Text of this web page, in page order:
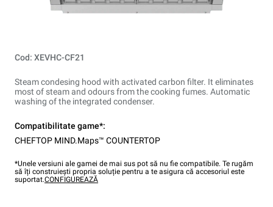
Cod: XEVHC-CF21
Steam condesing hood with activated carbon filter. It eliminates
most of steam and odours from the cooking fumes. Automatic
washing of the integrated condenser.
Compatibilitate game*:
CHEFTOP MIND.Maps™ COUNTERTOP
*Unele versiuni ale gamei de mai sus pot să nu fie compatibile. Te rugăm
să îți construiești propria soluție pentru a te asigura că accesoriul este
suportat.CONFIGUREAZĂ